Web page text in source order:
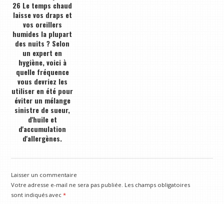
26 Le temps chaud
laisse vos draps et
vos oreillers
humides la plupart
des nuits ? Selon
un expert en
hygiène, voici à
quelle fréquence
vous devriez les
utiliser en été pour
éviter un mélange
sinistre de sueur,
d'huile et
d'accumulation
d'allergènes.
Laisser un commentaire
Votre adresse e-mail ne sera pas publiée. Les champs obligatoires
sont indiqués avec*